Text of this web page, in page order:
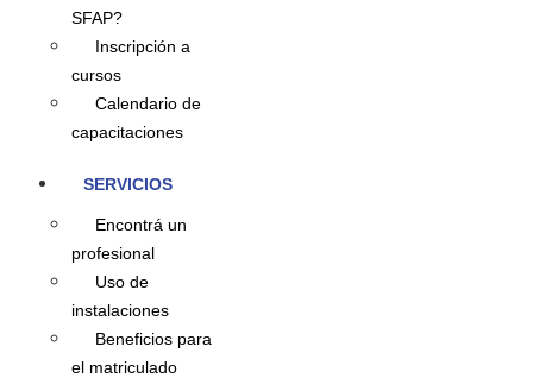
SFAP?
Inscripción a
cursos
Calendario de
capacitaciones
SERVICIOS
Encontrá un
profesional
Uso de
instalaciones
Beneficios para
el matriculado